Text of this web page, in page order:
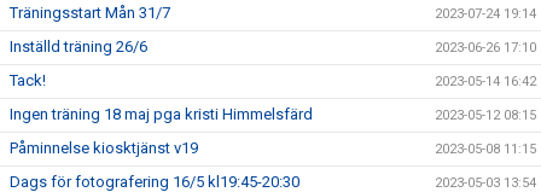
Träningsstart Mån 31/7 2023-07-24 19:14
Inställd träning 26/6 2023-06-26 17:10
Tack! 2023-05-14 16:42
Ingen träning 18 maj pga kristi Himmelsfärd 2023-05-12 08:15
Påminnelse kiosktjänst v19 2023-05-08 11:15
Dags för fotografering 16/5 kl19:45-20:30 2023-05-03 13:54